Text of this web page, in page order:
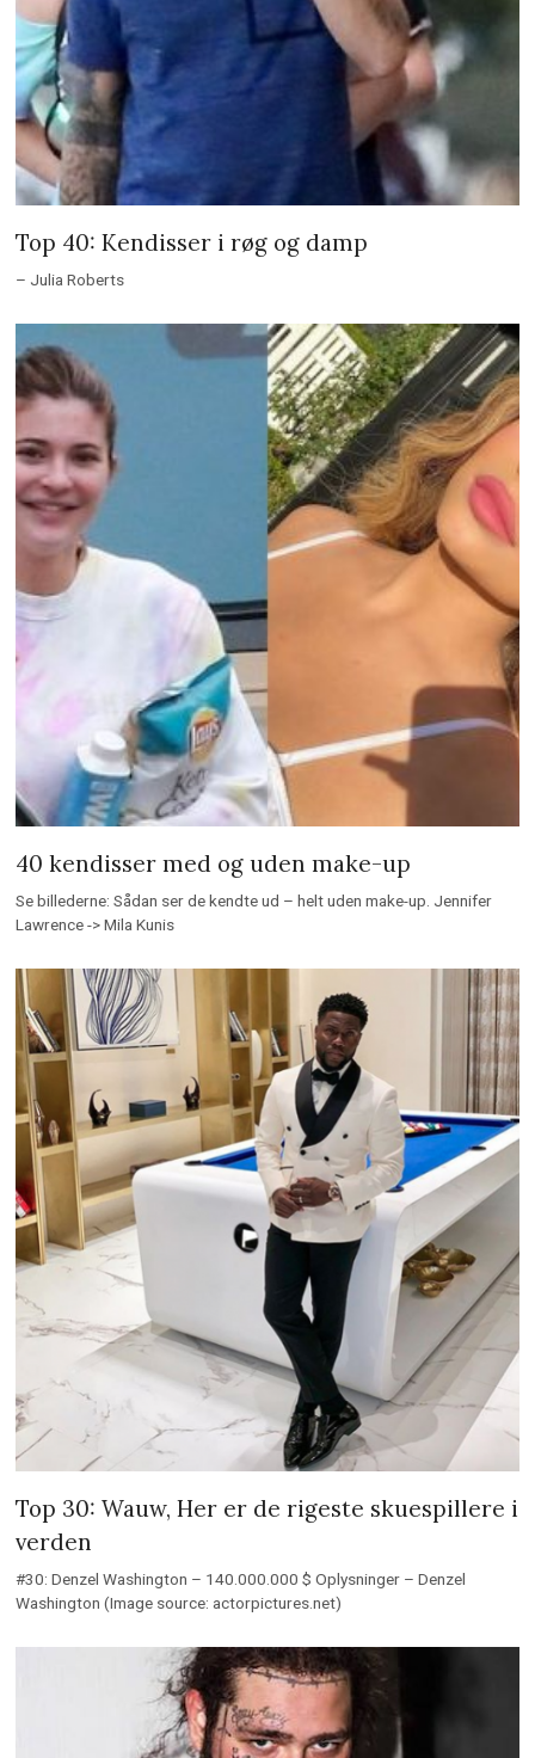
Top 40: Kendisser i røg og damp
– Julia Roberts
40 kendisser med og uden make-up
Se billederne: Sådan ser de kendte ud – helt uden make-up. Jennifer
Lawrence -> Mila Kunis
Top 30: Wauw, Her er de rigeste skuespillere i
verden
#30: Denzel Washington – 140.000.000 $ Oplysninger – Denzel
Washington (Image source: actorpictures.net)